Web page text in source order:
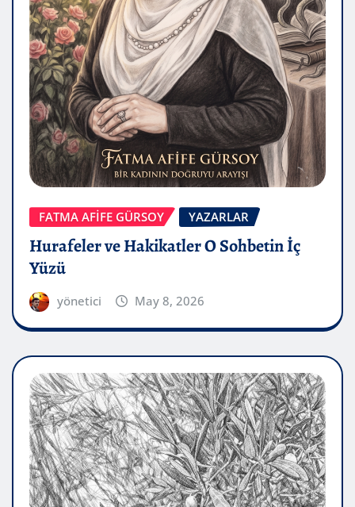
FATMA AFİFE GÜRSOY YAZARLAR
Hurafeler ve Hakikatler O Sohbetin İç
Yüzü
yönetici May 8, 2026